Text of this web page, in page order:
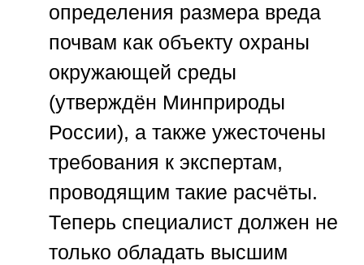
определения размера вреда
почвам как объекту охраны
окружающей среды
(утверждён Минприроды
России), а также ужесточены
требования к экспертам,
проводящим такие расчёты.
Теперь специалист должен не
только обладать высшим